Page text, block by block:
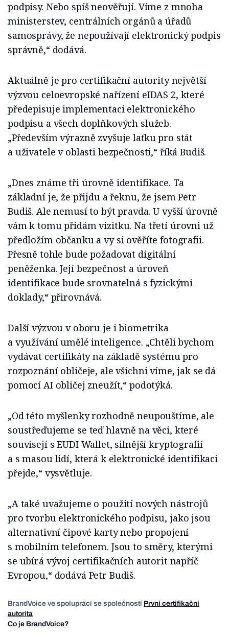
podpisy. Nebo spíš neověřují. Víme z mnoha
ministerstev, centrálních orgánů a úřadů
samosprávy, že nepoužívají elektronický podpis
správně,“ dodává.
Aktuálně je pro certifikační autority největší
výzvou celoevropské nařízení eIDAS 2, které
předepisuje implementaci elektronického
podpisu a všech doplňkových služeb.
„Především výrazně zvyšuje laťku pro stát
a uživatele v oblasti bezpečnosti,“ říká Budiš.
„Dnes známe tři úrovně identifikace. Ta
základní je, že přijdu a řeknu, že jsem Petr
Budiš. Ale nemusí to být pravda. U vyšší úrovně
vám k tomu přidám vizitku. Na třetí úrovni už
předložím občanku a vy si ověříte fotografii.
Přesně tohle bude požadovat digitální
peněženka. Její bezpečnost a úroveň
identifikace bude srovnatelná s fyzickými
doklady,“ přirovnává.
Další výzvou v oboru je i biometrika
a využívání umělé inteligence. „Chtěli bychom
vydávat certifikáty na základě systému pro
rozpoznání obličeje, ale všichni víme, jak se dá
pomocí AI obličej zneužít,“ podotýká.
„Od této myšlenky rozhodně neupouštíme, ale
soustřeďujeme se teď hlavně na věci, které
souvisejí s EUDI Wallet, silnější kryptografií
a s masou lidí, která k elektronické identifikaci
přejde,“ vysvětluje.
„A také uvažujeme o použití nových nástrojů
pro tvorbu elektronického podpisu, jako jsou
alternativní čipové karty nebo propojení
s mobilním telefonem. Jsou to směry, kterými
se ubírá vývoj certifikačních autorit napříč
Evropou,“ dodává Petr Budiš.
BrandVoice ve spolupráci se společností První certifikační
autorita
Co je BrandVoice?